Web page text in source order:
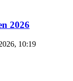
2026
10:19